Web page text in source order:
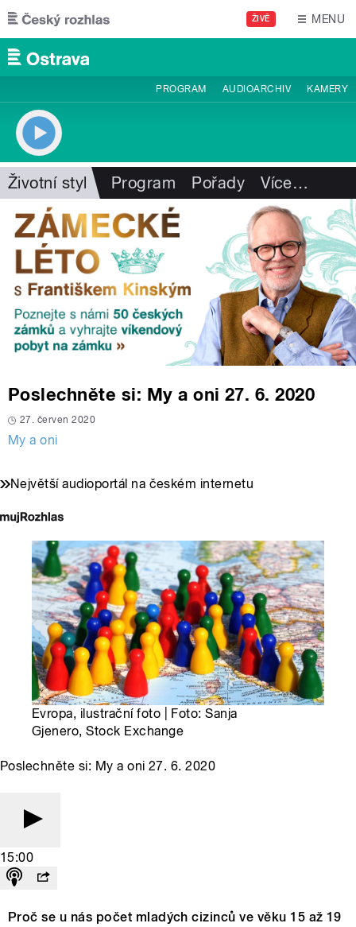
Přejít k hlavnímu obsahu
ŽIVĚ MENU
PROGRAM AUDIOARCHIV KAMERY
Životní styl Program Pořady Více…
Poslechněte si: My a oni 27. 6. 2020
27. červen 2020
My a oni
Největší audioportál na českém internetu
Evropa, ilustrační foto | Foto: Sanja
Gjenero, Stock Exchange
Poslechněte si: My a oni 27. 6. 2020
15:00
Proč se u nás počet mladých cizinců ve věku 15 až 19